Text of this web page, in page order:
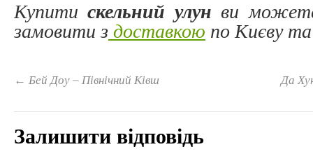
Купитискельний улун ви
замовити з доставкою по Києву та
← Бей Доу – Північний Ківш Да
Залишити відповідь